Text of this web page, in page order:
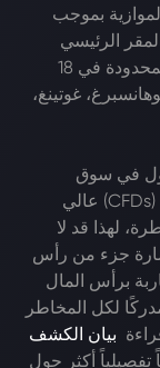
بموجب
رقم 19 لعام 2012. يقع المقر الرئيسي
لشركة Markets (جنوب إفريقيا) بي تي واي المحدودة في 18
غوتينغ،
في سوق
الصرف الأجنبي (الفوركس)، وعقود الفروقات (CFDs) عالي
لهذا قد لا
جزء من رأس
برأس المال
لكل المخاطر
بيان الكشف
أكثر حول